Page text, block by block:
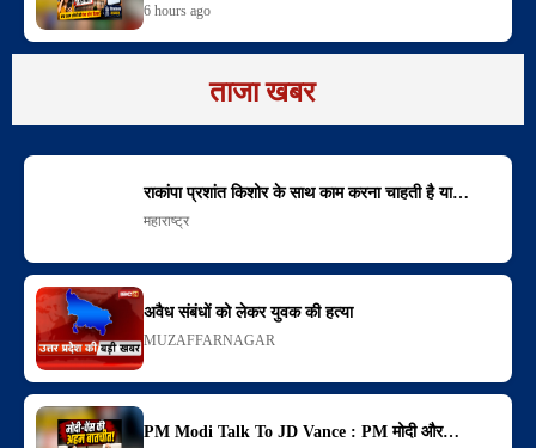
6 hours ago
ताजा खबर
राकांपा प्रशांत किशोर के साथ काम करना चाहती है या…
महाराष्ट्र
अवैध संबंधों को लेकर युवक की हत्या
MUZAFFARNAGAR
PM Modi Talk To JD Vance : PM मोदी और…